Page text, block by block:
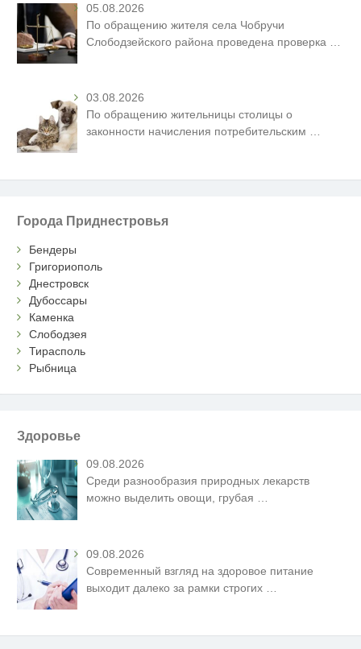
05.08.2026
По обращению жителя села Чобручи
Слободзейского района проведена проверка
03.08.2026
По обращению жительницы столицы о
законности начисления потребительским
Города Приднестровья
Бендеры
Григориополь
Днестровск
Дубоссары
Каменка
Слободзея
Тирасполь
Рыбница
Здоровье
09.08.2026
Среди разнообразия природных лекарств
можно выделить овощи, грубая …
09.08.2026
Современный взгляд на здоровое питание
выходит далеко за рамки строгих